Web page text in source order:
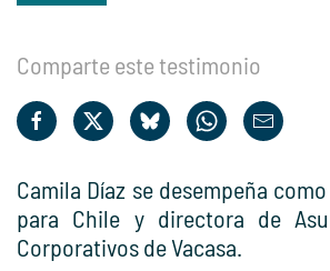
Comparte este testimonio
Camila Díaz se desempeña
para Chile y directora de
Corporativos de Vacasa.